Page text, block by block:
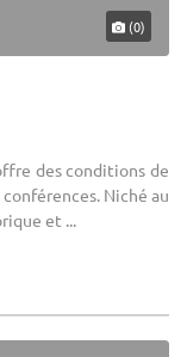
(0)
des conditions de
Niché au
et ...